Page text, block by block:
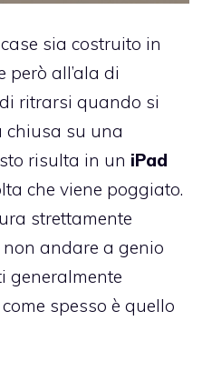
sia costruito in
però all’ala di
ritrarsi quando si
su una
risulta in un iPad
che viene poggiato.
strettamente
non andare a genio
generalmente
come spesso è quello